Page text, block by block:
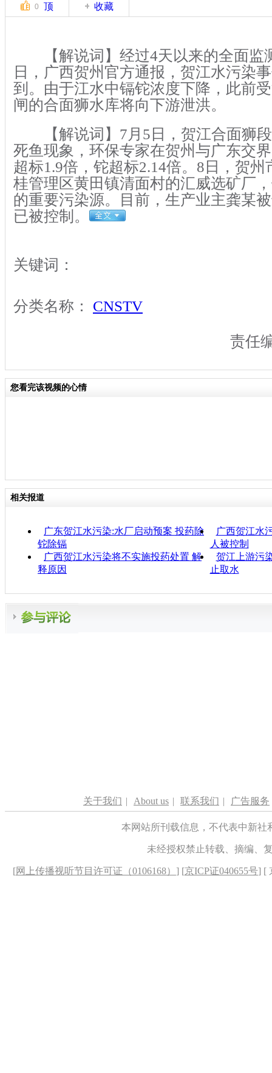
0 顶 收藏
【解说词】经过4天以来的全面监
日，广西贺州官方通报，贺江水污染
到。由于江水中镉铊浓度下降，此前
闸的合面狮水库将向下游泄洪。
【解说词】7月5日，贺江合面狮段
死鱼现象，环保专家在贺州与广东交
超标1.9倍，铊超标2.14倍。8日，贺
桂管理区黄田镇清面村的汇威选矿厂
的重要污染源。目前，生产业主龚某
已被控制。
关键词：
分类名称： CNSTV
责任
您看完该视频的心情
相关报道
广东贺江水污染:水厂启动预案 投药除
铊除镉
广西贺江水
人被控制
广西贺江水污染将不实施投药处置 解
释原因
贺江上游污
止取水
关于我们 | About us | 联系我们 | 广告服务
本网站所刊载信息，不代表中新
未经授权禁止转载、摘编、
[网上传播视听节目许可证（0106168） ] [京ICP证040655号] [